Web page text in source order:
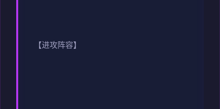
【进攻阵容】